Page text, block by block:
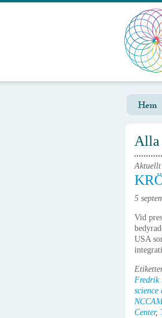
Hem
Alla
Aktuellt
5
Vid
USA
Fredrik
science
Center,